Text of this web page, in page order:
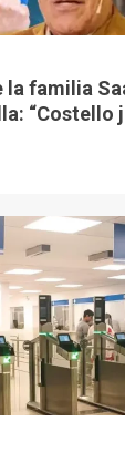
la familia
“Costello